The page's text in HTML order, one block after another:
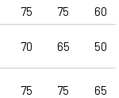
75 75
60
70 65 50
75 75 65